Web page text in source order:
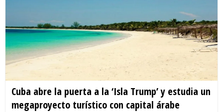
Cuba abre la puerta a la ‘Isla Trump’ y estudia un
megaproyecto turístico con capital árabe